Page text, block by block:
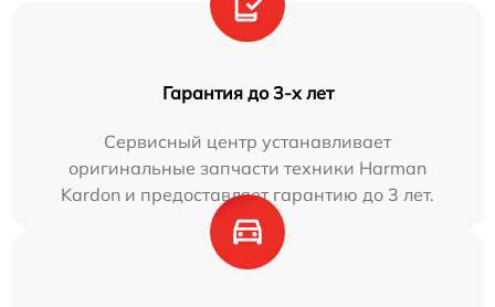
Гарантия до 3-х лет
Сервисный центр устанавливает
оригинальные запчасти техники Harman
Kardon и предоставляет гарантию до 3 лет.